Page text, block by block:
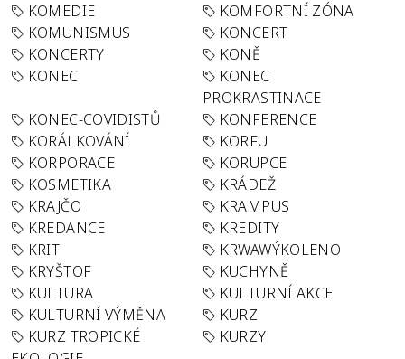
KOMEDIE
KOMFORTNÍ ZÓNA
KOMUNISMUS
KONCERT
KONCERTY
KONĚ
KONEC
KONEC
PROKRASTINACE
KONEC-COVIDISTŮ
KONFERENCE
KORÁLKOVÁNÍ
KORFU
KORPORACE
KORUPCE
KOSMETIKA
KRÁDEŽ
KRAJČO
KRAMPUS
KREDANCE
KREDITY
KRIT
KRWAWÝKOLENO
KRYŠTOF
KUCHYNĚ
KULTURA
KULTURNÍ AKCE
KULTURNÍ VÝMĚNA
KURZ
KURZ TROPICKÉ
KURZY